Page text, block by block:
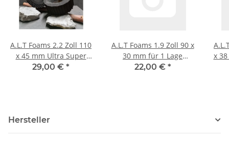
A.L.T Foams 2.2 Zoll 110
x 45 mm Ultra Super
Soft (2 Stück)
29,00 € *
A.L.T Foams 1.9 Zoll 90 x
30 mm für 1 Lage
Gewicht (2 Stück)
22,00 € *
x
Hersteller